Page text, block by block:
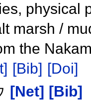
physical
marsh /
the
[Bib] [Doi]
[Net] [Bib]